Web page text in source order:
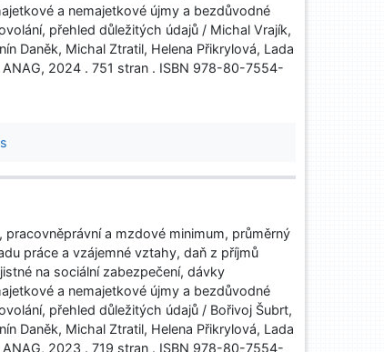
a nemajetkové újmy a bezdůvodné
přehled důležitých údajů / Michal Vrajík,
Daněk, Michal Ztratil, Helena Přikrylová, Lada
2024 . 751 stran . ISBN 978-80-7554-
a mzdové minimum, průměrný
práce a vzájemné vztahy, daň z příjmů
na sociální zabezpečení, dávky
a nemajetkové újmy a bezdůvodné
přehled důležitých údajů / Bořivoj Šubrt,
Daněk, Michal Ztratil, Helena Přikrylová, Lada
2023 . 719 stran . ISBN 978-80-7554-